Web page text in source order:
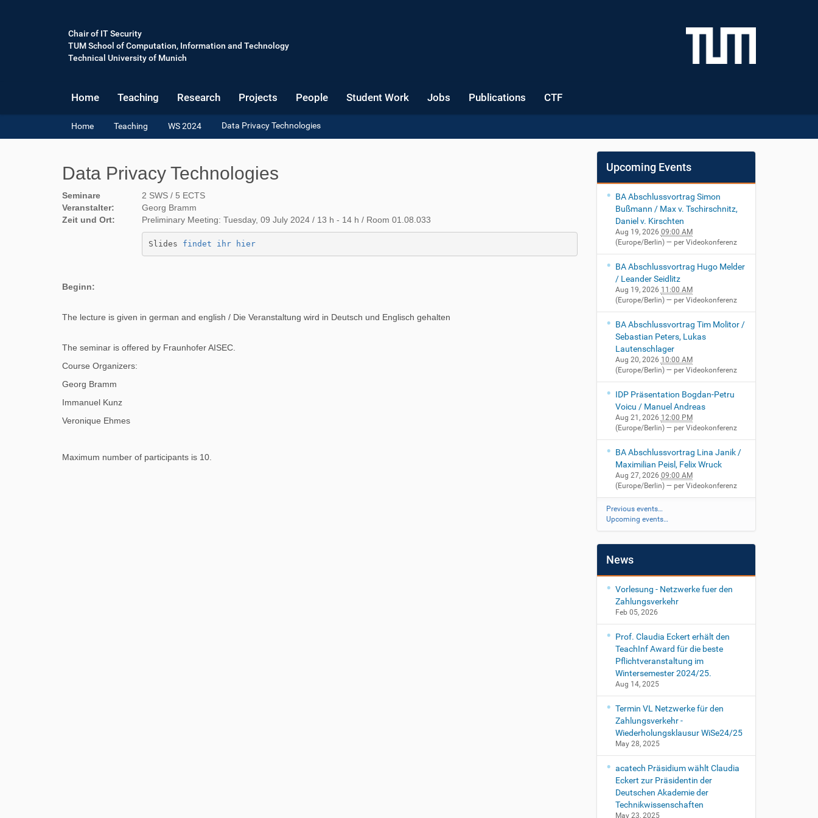
Chair of IT Security
TUM School of Computation, Information and Technology
Technical University of Munich
Home Teaching Research Projects People Student Work Jobs Publications CTF
Y
o
r
h
e
r
Home Teaching WS 2024 Data Privacy Technologies
Data Privacy Technologies
Seminare
2 SWS / 5 ECTS
Veranstalter:
Georg Bramm
Zeit und Ort:
Preliminary Meeting: Tuesday, 09 July 2024 / 13 h - 14 h / Room 01.08.033
Slides findet ihr hier
Beginn:
The lecture is given in german and english / Die Veranstaltung wird in Deutsch und Englisch gehalten
The seminar is offered by Fraunhofer AISEC.
Course Organizers:
Georg Bramm
Immanuel Kunz
Veronique Ehmes
Maximum number of participants is 10.
Upcoming Events
BA Abschlussvortrag Simon
Bußmann / Max v. Tschirschnitz,
Daniel v. Kirschten
Aug 19, 2026 09:00 AM
(Europe/Berlin) — per Videokonferenz
BA Abschlussvortrag Hugo Melder
/ Leander Seidlitz
Aug 19, 2026 11:00 AM
(Europe/Berlin) — per Videokonferenz
BA Abschlussvortrag Tim Molitor /
Sebastian Peters, Lukas
Lautenschlager
Aug 20, 2026 10:00 AM
(Europe/Berlin) — per Videokonferenz
IDP Präsentation Bogdan-Petru
Voicu / Manuel Andreas
Aug 21, 2026 12:00 PM
(Europe/Berlin) — per Videokonferenz
BA Abschlussvortrag Lina Janik /
Maximilian Peisl, Felix Wruck
Aug 27, 2026 09:00 AM
(Europe/Berlin) — per Videokonferenz
Previous events…
Upcoming events…
News
Vorlesung - Netzwerke fuer den
Zahlungsverkehr
Feb 05, 2026
Prof. Claudia Eckert erhält den
TeachInf Award für die beste
Pflichtveranstaltung im
Wintersemester 2024/25.
Aug 14, 2025
Termin VL Netzwerke für den
Zahlungsverkehr -
Wiederholungsklausur WiSe24/25
May 28, 2025
acatech Präsidium wählt Claudia
Eckert zur Präsidentin der
Deutschen Akademie der
Technikwissenschaften
May 23, 2025